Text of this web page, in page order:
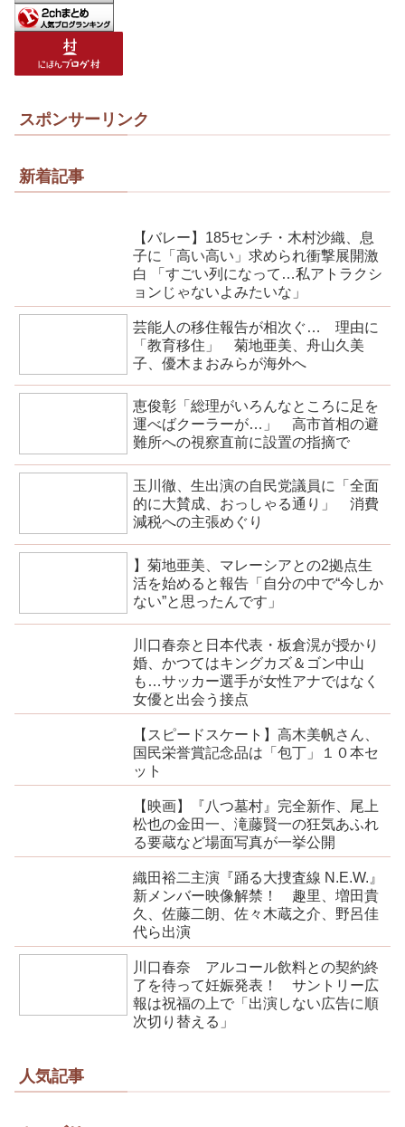
スポンサーリンク
新着記事
【バレー】185センチ・木村沙織、息
子に「高い高い」求められ衝撃展開激
白 「すごい列になって…私アトラクシ
ョンじゃないよみたいな」
芸能人の移住報告が相次ぐ… 理由に
「教育移住」 菊地亜美、舟山久美
子、優木まおみらが海外へ
恵俊彰「総理がいろんなところに足を
運べばクーラーが…」 高市首相の避
難所への視察直前に設置の指摘で
玉川徹、生出演の自民党議員に「全面
的に大賛成、おっしゃる通り」 消費
減税への主張めぐり
】菊地亜美、マレーシアとの2拠点生
活を始めると報告「自分の中で“今しか
ない”と思ったんです」
川口春奈と日本代表・板倉滉が授かり
婚、かつてはキングカズ＆ゴン中山
も…サッカー選手が女性アナではなく
女優と出会う接点
【スピードスケート】高木美帆さん、
国民栄誉賞記念品は「包丁」１０本セ
ット
【映画】『八つ墓村』完全新作、尾上
松也の金田一、滝藤賢一の狂気あふれ
る要蔵など場面写真が一挙公開
織田裕二主演『踊る大捜査線 N.E.W.』
新メンバー映像解禁！ 趣里、増田貴
久、佐藤二朗、佐々木蔵之介、野呂佳
代ら出演
川口春奈 アルコール飲料との契約終
了を待って妊娠発表！ サントリー広
報は祝福の上で「出演しない広告に順
次切り替える」
人気記事